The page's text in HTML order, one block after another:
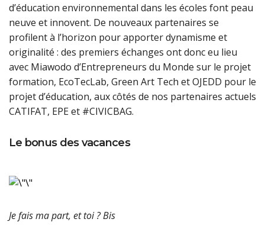
d’éducation environnemental dans les écoles font peau
neuve et innovent. De nouveaux partenaires se
profilent à l’horizon pour apporter dynamisme et
originalité : des premiers échanges ont donc eu lieu
avec Miawodo d’Entrepreneurs du Monde sur le projet
formation, EcoTecLab, Green Art Tech et OJEDD pour le
projet d’éducation, aux côtés de nos partenaires actuels
CATIFAT, EPE et #CIVICBAG.
Le bonus des vacances
Je fais ma part, et toi ? Bis